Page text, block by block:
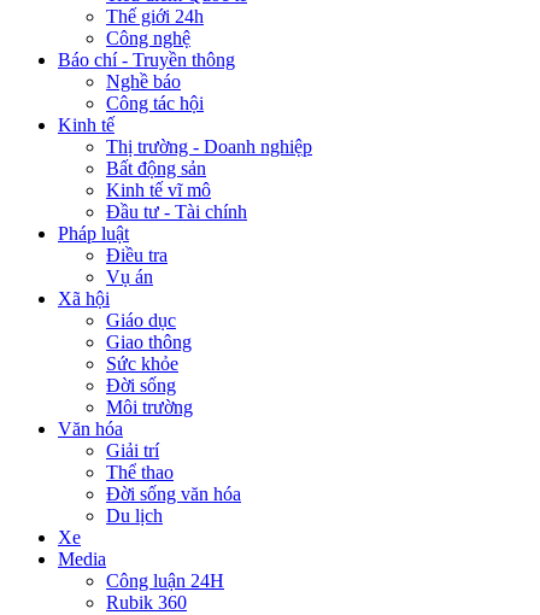
Thế giới 24h
Công nghệ
Báo chí - Truyền thông
Nghề báo
Công tác hội
Kinh tế
Thị trường - Doanh nghiệp
Bất động sản
Kinh tế vĩ mô
Đầu tư - Tài chính
Pháp luật
Điều tra
Vụ án
Xã hội
Giáo dục
Giao thông
Sức khỏe
Đời sống
Môi trường
Văn hóa
Giải trí
Thể thao
Đời sống văn hóa
Du lịch
Xe
Media
Công luận 24H
Rubik 360